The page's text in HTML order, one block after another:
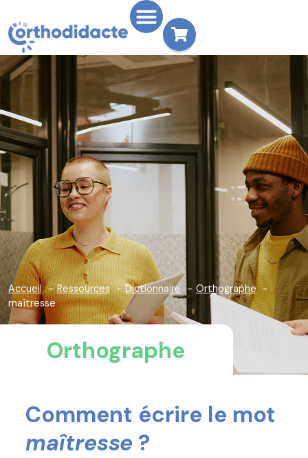
Accueil Ressources Dictionnaire
Orthographe
maîtresse
Orthographe
Comment écrire le mot
maîtresse ?